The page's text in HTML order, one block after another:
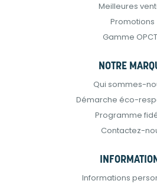
Meilleures
Promotions
Gamme
NOTRE
Qui sommes-
Démarche éco-
Programme
Contactez-
Informations